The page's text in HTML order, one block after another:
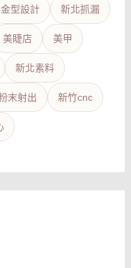
金型設計 新北抓漏
美睫店 美甲
新北素料
末射出 新竹cnc